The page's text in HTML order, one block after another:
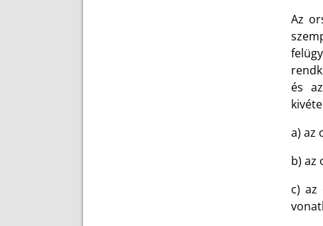
Az
és
a) az
b) az
c) az